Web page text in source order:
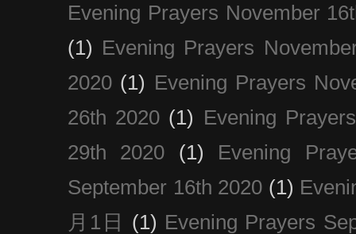
Evening Prayers November
(1) Evening Prayers
2020 (1) Evening Prayers
26th 2020 (1) Evening
29th 2020
(1)
Evening
September 16th 2020 (1)
月1日
(1) Evening Prayers